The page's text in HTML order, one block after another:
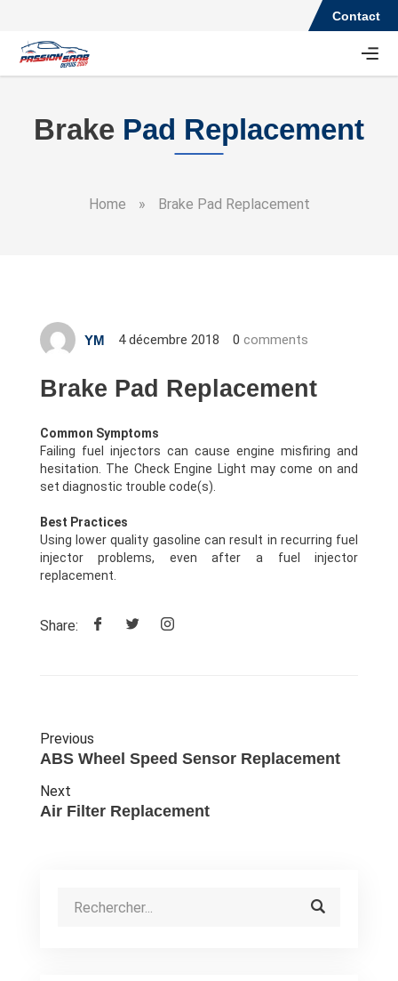
Contact
Brake Pad Replacement
Home » Brake Pad Replacement
YM 4 décembre 2018 0 comments
Brake Pad Replacement
Common Symptoms
Failing fuel injectors can cause engine misfiring and
hesitation. The Check Engine Light may come on and
set diagnostic trouble code(s).
Best Practices
Using lower quality gasoline can result in recurring fuel
injector problems, even after a fuel injector
replacement.
Share:
Previous
ABS Wheel Speed Sensor Replacement
Next
Air Filter Replacement